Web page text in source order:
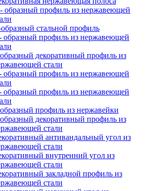
образный профиль из нержавеющей
стальной профиль
образный профиль из нержавеющей
декоративный профиль из
стали
образный профиль из нержавеющей
образный профиль из нержавеющей
профиль из нержавейки
декоративный профиль из
стали
антивандальный угол из
стали
внутренний угол из
стали
закладной профиль из
стали